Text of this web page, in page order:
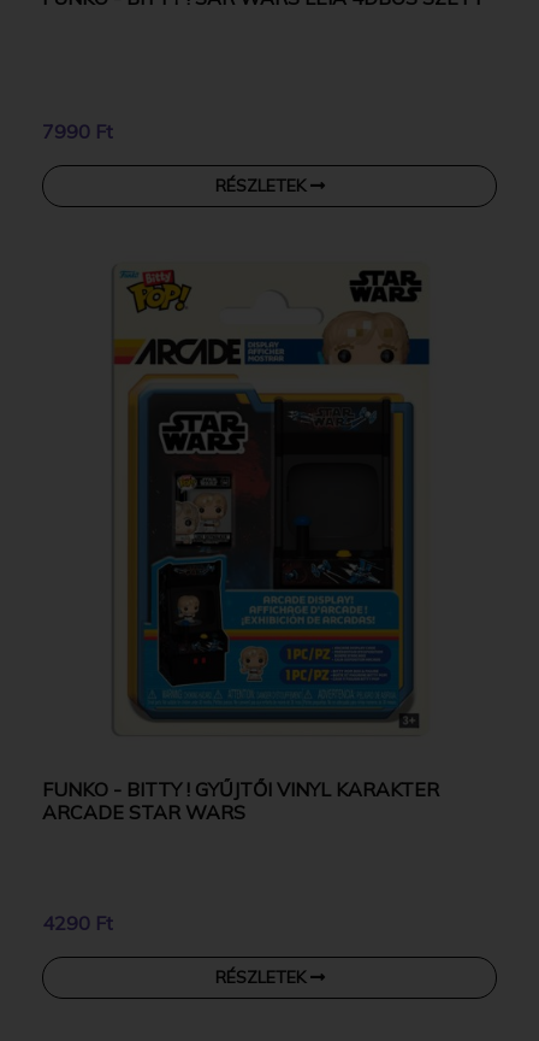
7990 Ft
RÉSZLETEK
FUNKO - BITTY ! GYŰJTŐI VINYL KARAKTER
ARCADE STAR WARS
4290 Ft
RÉSZLETEK